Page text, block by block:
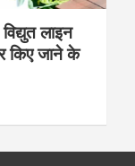
लाइन
किए जाने के